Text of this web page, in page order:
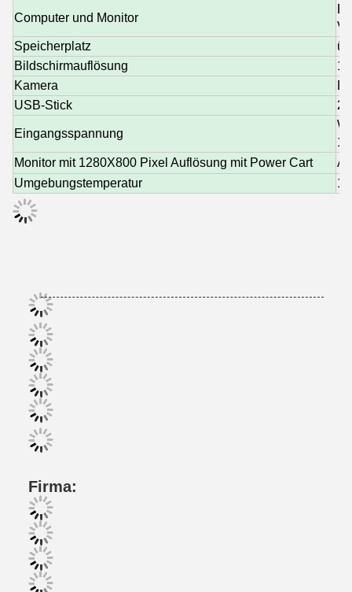
Computer und Monitor
Speicherplatz
Bildschirmauflösung
Kamera
USB-Stick
Eingangsspannung
Monitor mit 1280X800 Pixel Auflösung mit Power Cart
Umgebungstemperatur
Firma: